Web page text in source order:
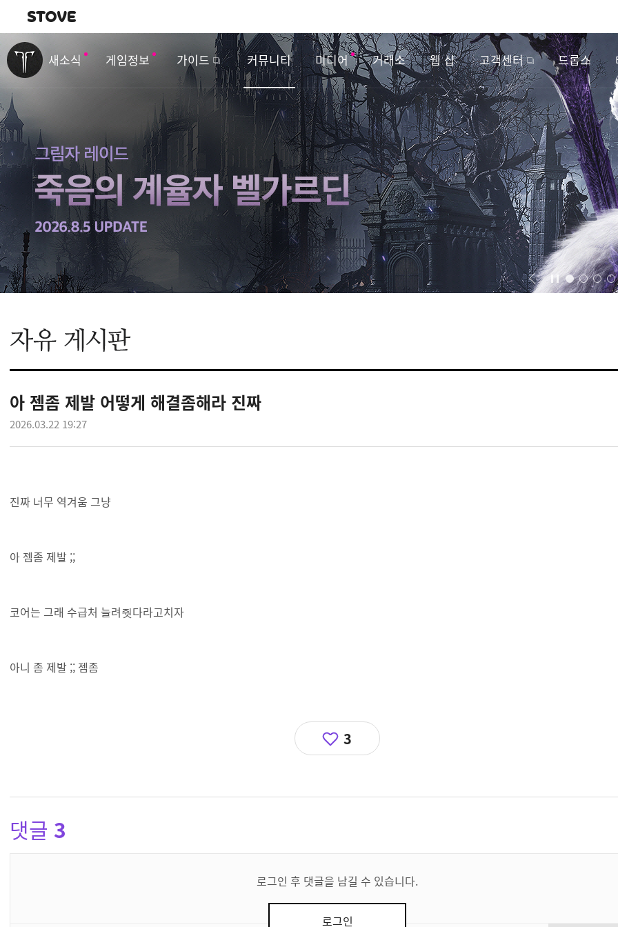
내비게이션
새소식 게임정보 가이드 커뮤니티 미디어 거래소 웹 샵 고객센터 드롭스
벤
트
&
업
데
이
트
아 젬좀 제발 어떻게 해결좀해라 진짜
2026.03.22 19:27
진짜 너무 역겨움 그냥
아 젬좀 제발 ;;
코어는 그래 수급처 늘려줫다라고치자
아니 좀 제발 ;; 젬좀
3
댓글 3
로그인 후 댓글을 남길 수 있습니다.
로그인